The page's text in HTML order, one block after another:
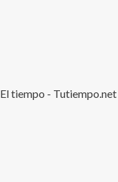
El tiempo - Tutiempo.net